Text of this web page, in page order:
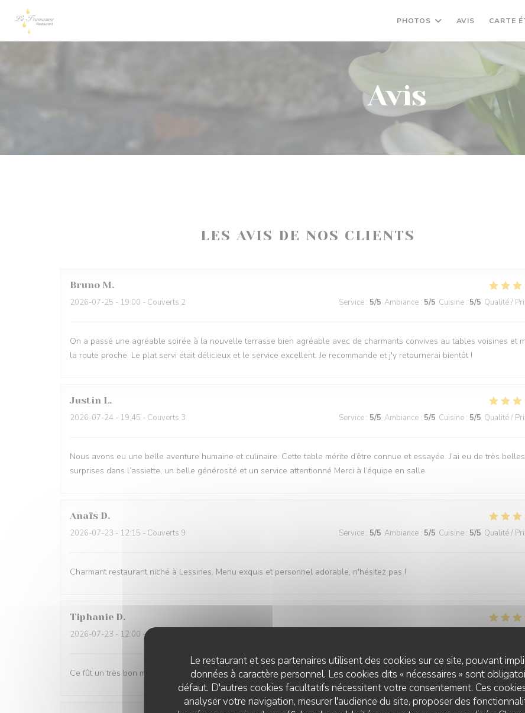
Personnalisation de vos choix en matière de cookies
Le restaurant et ses partenaires utilisent des cookies sur ce site, pouvant
données à caractère personnel. Les cookies dits « nécessaires » sont
défaut. D'autres cookies facultatifs nécessitent votre consentement. Ces
analyser votre navigation, mesurer l'audience du site, proposer des
PHOTOS AVIS CARTE
Avis
LES AVIS DE NOS CLIENTS
Bruno M
2026-07-25 - 19:00 - Couverts 2 Service : 5/5 Ambiance : 5/5 Cuisine : 5/5 Qualité /
On a passé une agréable soirée à la nouvelle terrasse bien agréable avec de charmants convives au tables voisines et
la route proche. Le plat servi était délicieux et le service excellent. Je recommande et j'y retournerai bientôt !
Justin L
2026-07-24 - 19:45 - Couverts 3 Service : 5/5 Ambiance : 5/5 Cuisine : 5/5 Qualité /
Nous avons eu une belle aventure humaine et culinaire. Cette table mérite d’être connue et essayée. J’ai eu de très belles
surprises dans l’assiette, un belle générosité et un service attentionné Merci à l’équipe en salle
Anaïs D
2026-07-23 - 12:15 - Couverts 9 Service : 5/5 Ambiance : 5/5 Cuisine : 5/5 Qualité /
Charmant restaurant niché à Lessines. Menu exquis et personnel adorable, n'hésitez pas !
Tiphanie D
2026-07-23 - 12:00 - Couverts 2
Ce fût un très bon moment. Des mets succulents et une belle présentation, avec une belle générosité. Je recommande.